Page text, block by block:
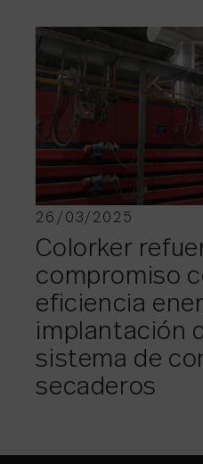
26/03/2025
Colorker
compromiso
eficiencia
implantación
sistema de
secaderos